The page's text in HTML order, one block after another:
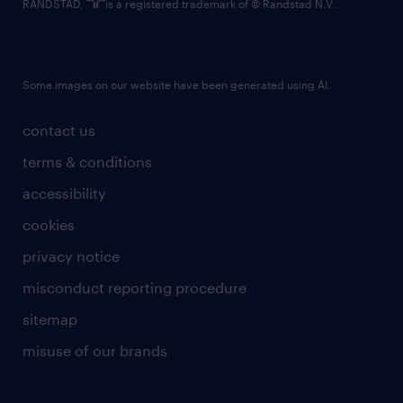
contact us
terms & conditions
accessibility
cookies
privacy notice
misconduct reporting procedure
sitemap
misuse of our brands
RANDSTAD, is a registered trademark of © Randstad N.V.
Some images on our website have been generated using AI.